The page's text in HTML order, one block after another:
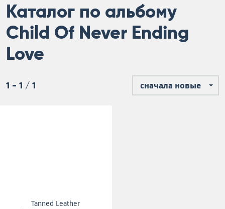
Каталог по альбому
Child Of Never Ending
Love
1 - 1 / 1 сначала новые
Tanned Leather